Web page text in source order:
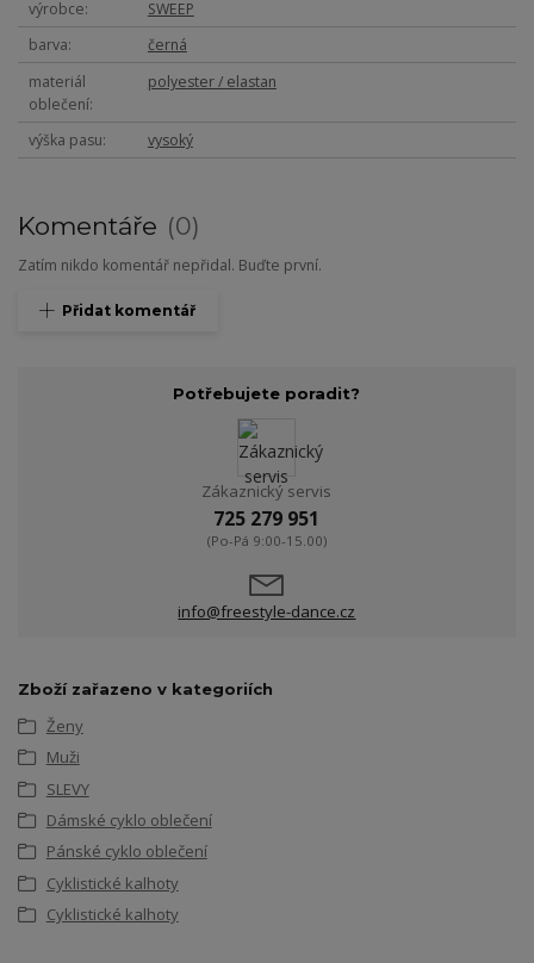
výrobce
SWEEP
barva
černá
materiál
oblečení
polyester / elastan
výška pasu vysoký
Komentáře 0
Zatím nikdo komentář nepřidal. Buďte první.
Přidat komentář
Potřebujete poradit?
Zákaznický servis
725 279 951
(Po-Pá 9:00-15.00)
info@freestyle-dance.cz
Zboží zařazeno v kategoriích
Ženy
Muži
SLEVY
Dámské cyklo oblečení
Pánské cyklo oblečení
Cyklistické kalhoty
Cyklistické kalhoty